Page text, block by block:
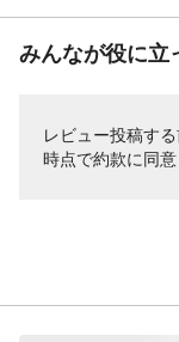
みんなが役に立
レビュー投稿す
時点で約款に同意